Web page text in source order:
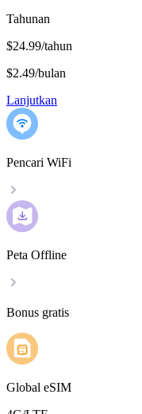
Tahunan
$24.99/tahun
$2.49/bulan
Lanjutkan
Pencari WiFi
Peta Offline
Bonus gratis
Global eSIM